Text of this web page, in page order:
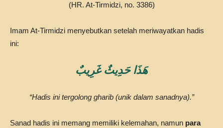
(HR. At-Tirmidzi, no. 3386)
Imam At-Tirmidzi menyebutkan setelah meriwayatkan hadis
ini:
هَذَا حَدِيثٌ غَرِيبٌ
“Hadis ini tergolong gharib (unik dalam sanadnya).”
Sanad hadis ini memang memiliki kelemahan, namun para